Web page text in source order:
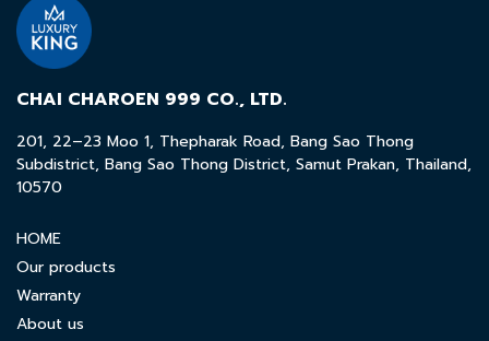
CHAI CHAROEN 999 CO., LTD.
201, 22–23 Moo 1, Thepharak Road, Bang Sao Thong
Subdistrict, Bang Sao Thong District, Samut Prakan, Thailand,
10570
HOME
Our products
Warranty
About us